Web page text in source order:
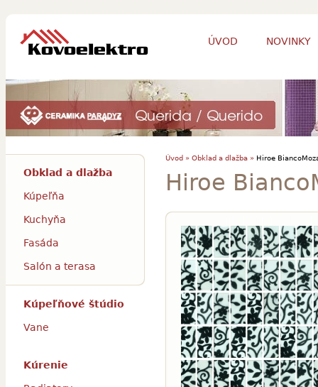
ÚVOD NOVINKY
Úvod » Obklad a dlažba »Hiroe
Hiroe
Obklad a dlažba
Kúpeľňa
Kuchyňa
Fasáda
Salón a terasa
Kúpeľňové štúdio
Vane
Kúrenie